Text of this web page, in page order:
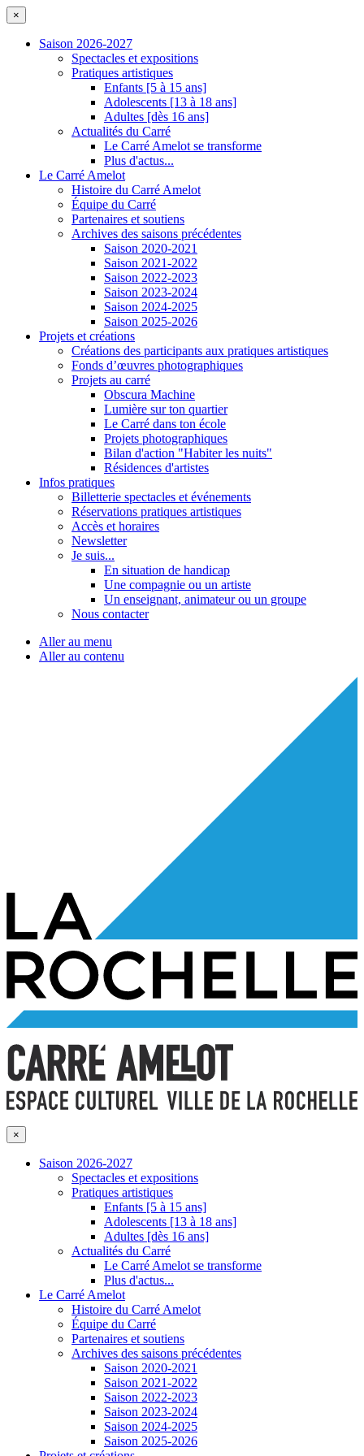
×
Saison 2026-2027
Spectacles et expositions
Pratiques artistiques
Enfants [5 à 15 ans]
Adolescents [13 à 18 ans]
Adultes [dès 16 ans]
Actualités du Carré
Le Carré Amelot se transforme
Plus d'actus...
Le Carré Amelot
Histoire du Carré Amelot
Équipe du Carré
Partenaires et soutiens
Archives des saisons précédentes
Saison 2020-2021
Saison 2021-2022
Saison 2022-2023
Saison 2023-2024
Saison 2024-2025
Saison 2025-2026
Projets et créations
Créations des participants aux pratiques artistiques
Fonds d’œuvres photographiques
Projets au carré
Obscura Machine
Lumière sur ton quartier
Le Carré dans ton école
Projets photographiques
Bilan d'action "Habiter les nuits"
Résidences d'artistes
Infos pratiques
Billetterie spectacles et événements
Réservations pratiques artistiques
Accès et horaires
Newsletter
Je suis...
En situation de handicap
Une compagnie ou un artiste
Un enseignant, animateur ou un groupe
Nous contacter
Aller au menu
Aller au contenu
×
Saison 2026-2027
Spectacles et expositions
Pratiques artistiques
Enfants [5 à 15 ans]
Adolescents [13 à 18 ans]
Adultes [dès 16 ans]
Actualités du Carré
Le Carré Amelot se transforme
Plus d'actus...
Le Carré Amelot
Histoire du Carré Amelot
Équipe du Carré
Partenaires et soutiens
Archives des saisons précédentes
Saison 2020-2021
Saison 2021-2022
Saison 2022-2023
Saison 2023-2024
Saison 2024-2025
Saison 2025-2026